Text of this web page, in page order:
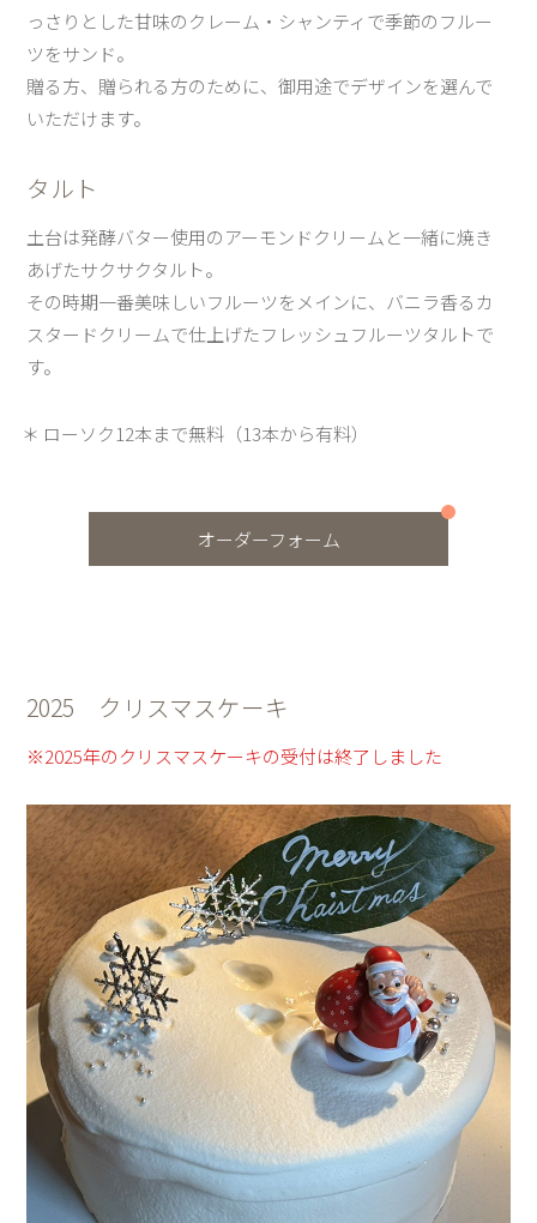
っさりとした甘味のクレーム・シャンティで季節のフルー
ツをサンド。
贈る方、贈られる方のために、御用途でデザインを選んで
いただけます。
タルト
土台は発酵バター使用のアーモンドクリームと一緒に焼き
あげたサクサクタルト。
その時期一番美味しいフルーツをメインに、バニラ香るカ
スタードクリームで仕上げたフレッシュフルーツタルトで
す。
ローソク12本まで無料（13本から有料）
オーダーフォーム
2025 クリスマスケーキ
※2025年のクリスマスケーキの受付は終了しました